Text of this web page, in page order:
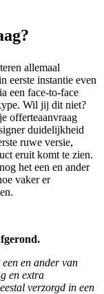
allemaal
eerste instantie even
een face-to-face
Wil jij dit niet?
offerteaanvraag
duidelijkheid
ruwe versie,
eruit komt te zien.
het een en ander
vaker er
en ander van
en extra
verzorgd in een